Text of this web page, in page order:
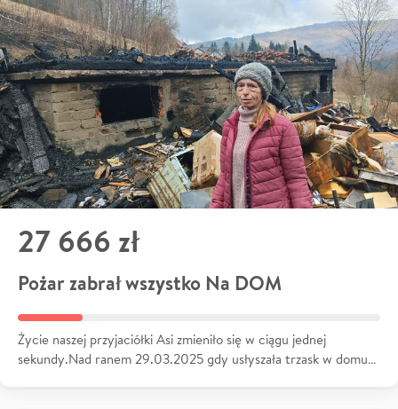
27 666 zł
Pożar zabrał wszystko Na DOM
Życie naszej przyjaciółki Asi zmieniło się w ciągu jednej
sekundy.Nad ranem 29.03.2025 gdy usłyszała trzask w domu…